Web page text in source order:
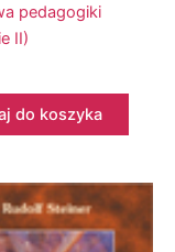
pedagogiki
II)
do koszyka